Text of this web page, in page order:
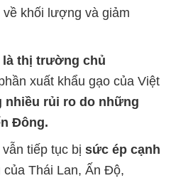
khối lượng và giảm
là thị trường chủ
xuất khẩu gạo của Việt
nhiều rủi ro do những
Đông.
tiếp tục bị sức ép cạnh
Thái Lan, Ấn Độ,